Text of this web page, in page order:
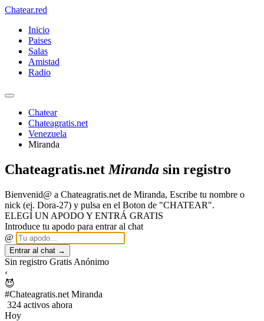
Chatear.red
Inicio
Paises
Salas
Amistad
Radio
Chatear
Chateagratis.net
Venezuela
Miranda
Chateagratis.net Miranda sin registro
Bienvenid@ a Chateagratis.net de Miranda, Escribe tu nombre o
nick (ej. Dora-27) y pulsa en el Boton de "CHATEAR".
ELEGÍ UN APODO Y ENTRÁ GRATIS
Introduce tu apodo para entrar al chat
@
Entrar al chat →
Sin registro Gratis Anónimo
‹
😈
#Chateagratis.net Miranda
324 activos ahora
Hoy